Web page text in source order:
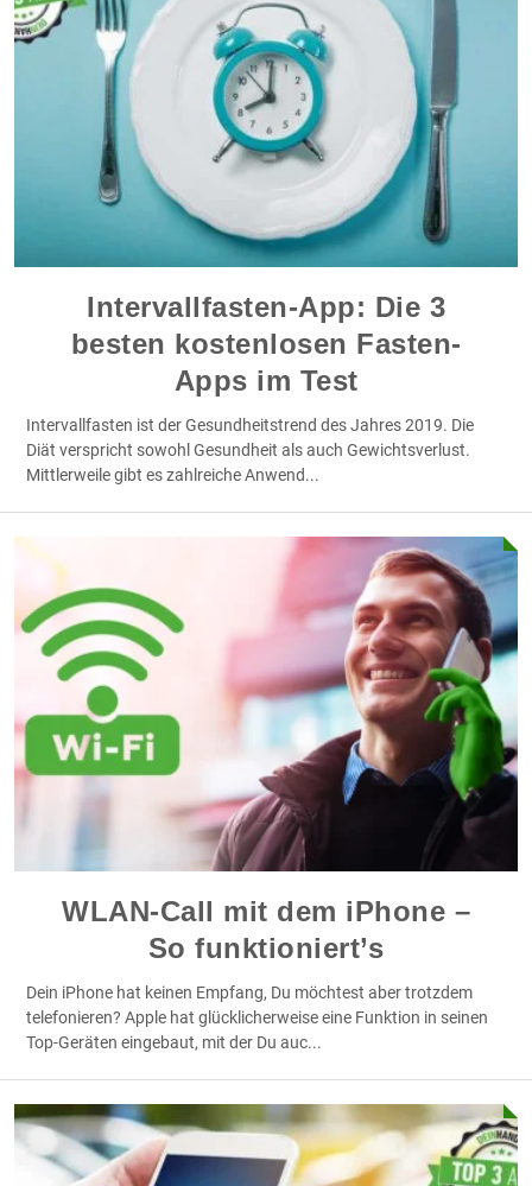
Intervallfasten-App: Die 3
besten kostenlosen Fasten-
Apps im Test
Intervallfasten ist der Gesundheitstrend des Jahres 2019. Die
Diät verspricht sowohl Gesundheit als auch Gewichtsverlust.
Mittlerweile gibt es zahlreiche Anwend...
WLAN-Call mit dem iPhone –
So funktioniert’s
Dein iPhone hat keinen Empfang, Du möchtest aber trotzdem
telefonieren? Apple hat glücklicherweise eine Funktion in seinen
Top-Geräten eingebaut, mit der Du auc...